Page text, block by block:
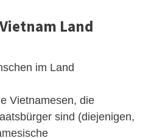
Land
im Land
Vietnamesen, die
sind (diejenigen,